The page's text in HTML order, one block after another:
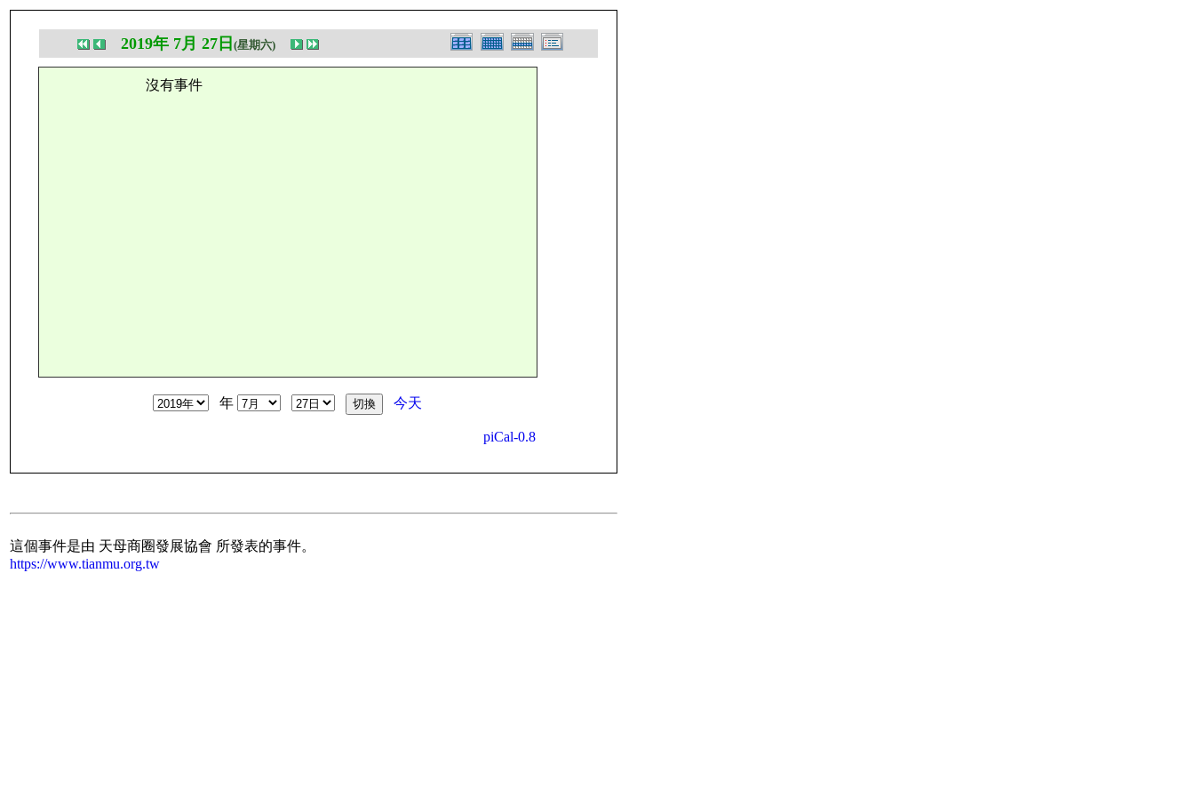
2019年 7月 27日 (星期六)
沒有事件
年 今天
piCal-0.8
這個事件是由 天母商圈發展協會 所發表的事件。
https://www.tianmu.org.tw